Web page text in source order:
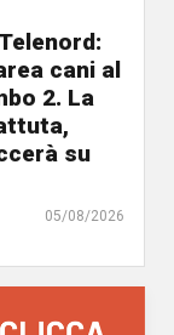
cani al
2. La
su
05/08/2026